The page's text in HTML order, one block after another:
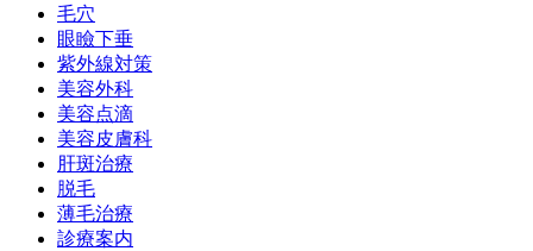
毛穴
眼瞼下垂
紫外線対策
美容外科
美容点滴
美容皮膚科
肝斑治療
脱毛
薄毛治療
診療案内